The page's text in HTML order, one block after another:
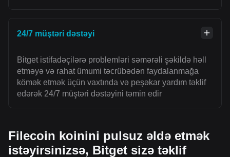
24/7 müştəri dəstəyi
Bitget istifadəçilərə problemləri səmərəli şəkildə həll
etməyə və rahat ümumi təcrübədən faydalanmağa
kömək etmək üçün vaxtında və peşəkar yardım təklif
edərək 24/7 müştəri dəstəyini təmin edir
Filecoin koinini pulsuz əldə etmək
istəyirsinizsə, Bitget sizə təklif